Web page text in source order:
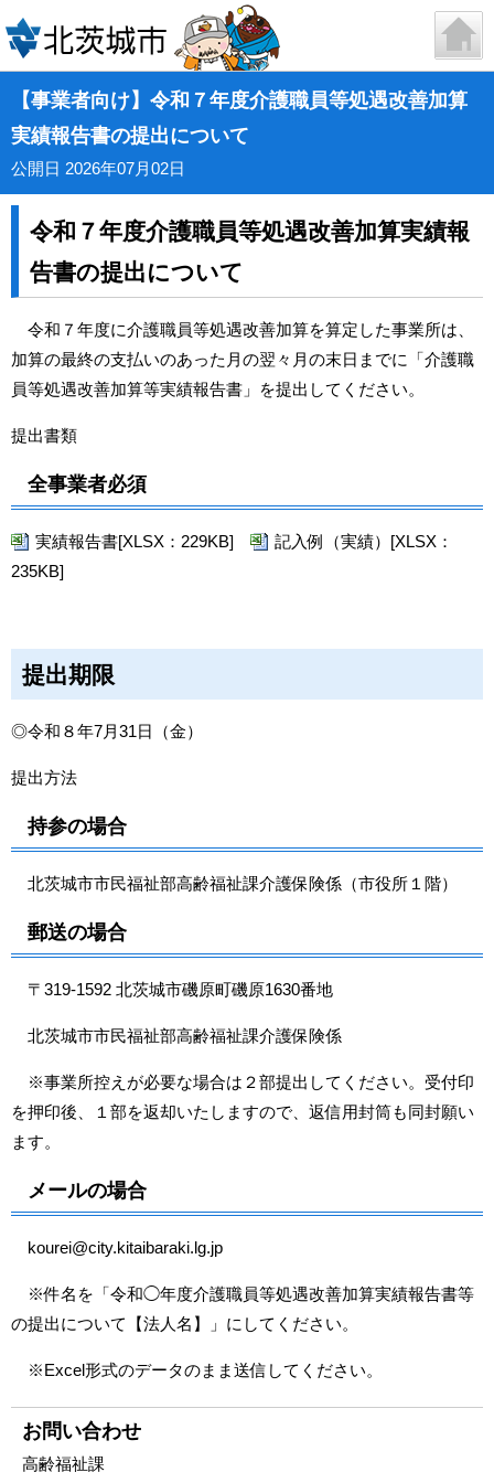
【事業者向け】令和７年度介護職員等処遇改善加算
実績報告書の提出について
公開日 2026年07月02日
令和７年度介護職員等処遇改善加算実績報
告書の提出について
令和７年度に介護職員等処遇改善加算を算定した事業所は、
加算の最終の支払いのあった月の翌々月の末日までに「介護職
員等処遇改善加算等実績報告書」を提出してください。
提出書類
全事業者必須
実績報告書[XLSX：229KB]
記入例（実績）[XLSX：
235KB]
提出期限
◎令和８年7月31日（金）
提出方法
持参の場合
北茨城市市民福祉部高齢福祉課介護保険係（市役所１階）
郵送の場合
〒319-1592 北茨城市磯原町磯原1630番地
北茨城市市民福祉部高齢福祉課介護保険係
※事業所控えが必要な場合は２部提出してください。受付印
を押印後、１部を返却いたしますので、返信用封筒も同封願い
ます。
メールの場合
kourei@city.kitaibaraki.lg.jp
※件名を「令和◯年度介護職員等処遇改善加算実績報告書等
の提出について【法人名】」にしてください。
※Excel形式のデータのまま送信してください。
お問い合わせ
高齢福祉課